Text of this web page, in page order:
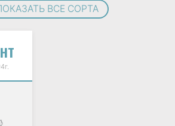
ВСЕ СОРТА